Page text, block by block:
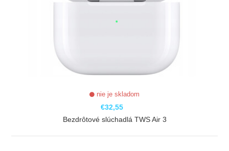
nie je skladom
€32,55
Bezdrôtové slúchadlá TWS Air 3